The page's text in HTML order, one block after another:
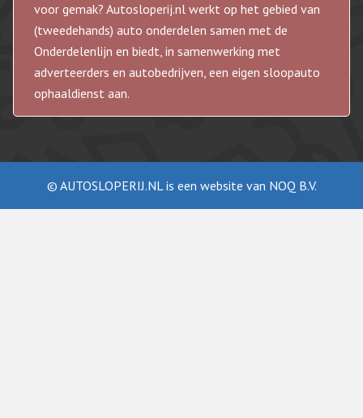
voor gemak? Autosloperij.nl werkt op het gebied van
(tweedehands) auto onderdelen samen met de
Onderdelenlijn en biedt, in samenwerking met
adverteerders en autobedrijven, een eigen sloopauto
ophaaldienst aan.
© AUTOSLOPERIJ.NL is een website van NOQ B.V.